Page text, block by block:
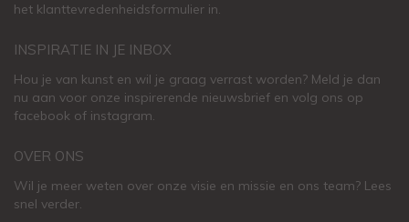
het klanttevredenheidsformulier in.
INSPIRATIE IN JE INBOX
Hou je van kunst en wil je graag verrast worden? Meld je dan
nu aan voor onze inspirerende nieuwsbrief en volg ons op
facebook of instagram.
OVER ONS
Wil je meer weten over onze visie en missie en ons team? Lees
snel verder.